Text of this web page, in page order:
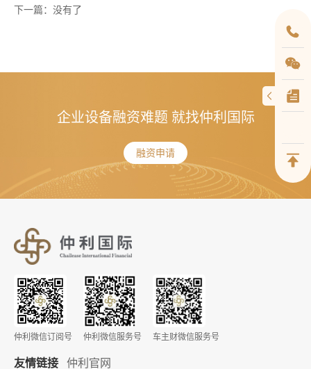
下一篇： 没有了
企业设备融资难题 就找仲利国际
融资申请
仲利微信订阅号 仲利微信服务号 车主财微信服务号
友情链接 仲利官网